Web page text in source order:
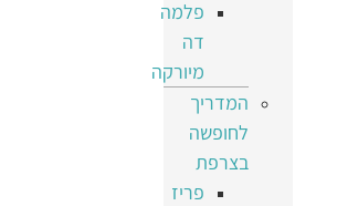
פלמה
דה
מיורקה
המדריך
לחופשה
בצרפת
פריז